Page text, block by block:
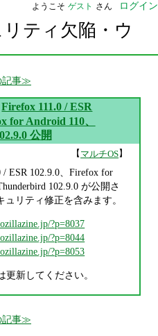
ようこそ ゲスト さん ログイン
ティ欠陥・ウ
記事
Firefox 111.0 / ESR
for Android 110、
公開
【マルチOS】
/ ESR 102.9.0、Firefox for
102.9.0 が公開さ
ュリティ修正を含みます。
?p=8037
?p=8044
?p=8053
更新してください。
記事